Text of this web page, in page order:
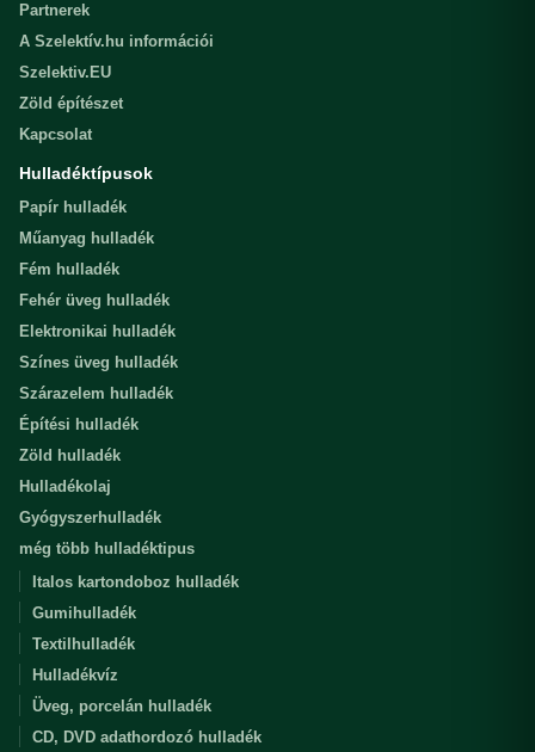
Partnerek
A Szelektív.hu információi
Szelektiv.EU
Zöld építészet
Kapcsolat
Hulladéktípusok
Papír hulladék
Műanyag hulladék
Fém hulladék
Fehér üveg hulladék
Elektronikai hulladék
Színes üveg hulladék
Szárazelem hulladék
Építési hulladék
Zöld hulladék
Hulladékolaj
Gyógyszerhulladék
még több hulladéktipus
Italos kartondoboz hulladék
Gumihulladék
Textilhulladék
Hulladékvíz
Üveg, porcelán hulladék
CD, DVD adathordozó hulladék